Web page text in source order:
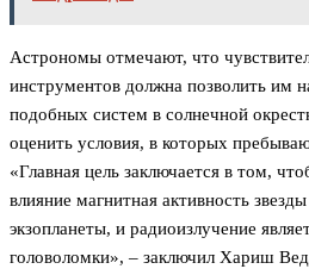
Астрономы отмечают, что
инструментов должна позволить им
подобных систем в солнечной
оценить условия, в которых
«Главная цель заключается в том,
влияние магнитная активность
экзопланеты, и радиоизлучение
головоломки», – заключил Хариш